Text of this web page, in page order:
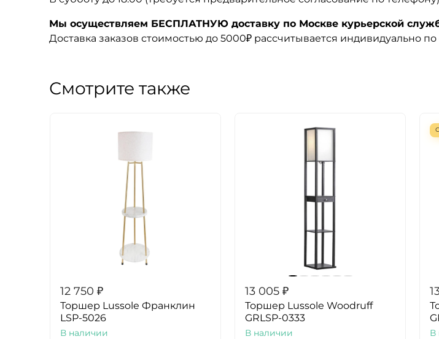
Мы осуществляем БЕСПЛАТНУЮ доставку по Москве курьерской
Доставка заказов стоимостью до 5000₽ рассчитывается индивидуально
Смотрите также
12 750 ₽
Торшер Lussole Франклин
LSP-5026
В наличии
13 005 ₽
Торшер Lussole Woodruff
GRLSP-0333
В наличии В